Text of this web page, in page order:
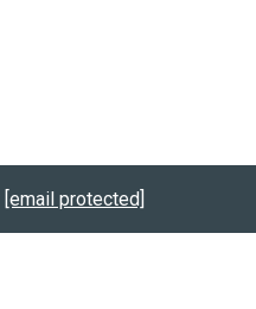
[email protected]